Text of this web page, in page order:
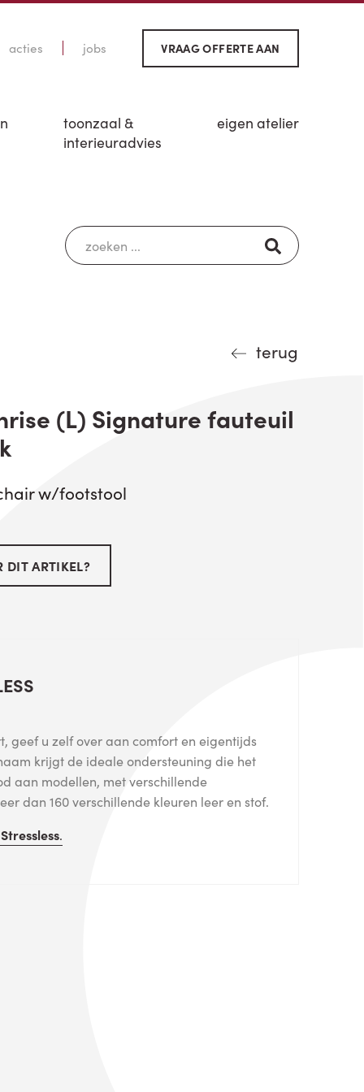
acties jobs VRAAG OFFERTE AAN
toonzaal &
interieuradvies
eigen atelier
terug
(L) Signature fauteuil
w/footstool
DIT ARTIKEL?
geef u zelf over aan comfort en eigentijds
krijgt de ideale ondersteuning die het
aan modellen, met verschillende
dan 160 verschillende kleuren leer en stof.
Stressless.